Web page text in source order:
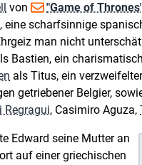
von "Game of
eine scharfsinnige
man nicht
Bastien, ein
als Titus, ein
getriebener Belgier,
Regragui, Casimiro Aguza,
Edward seine Mutter an
auf einer griechischen